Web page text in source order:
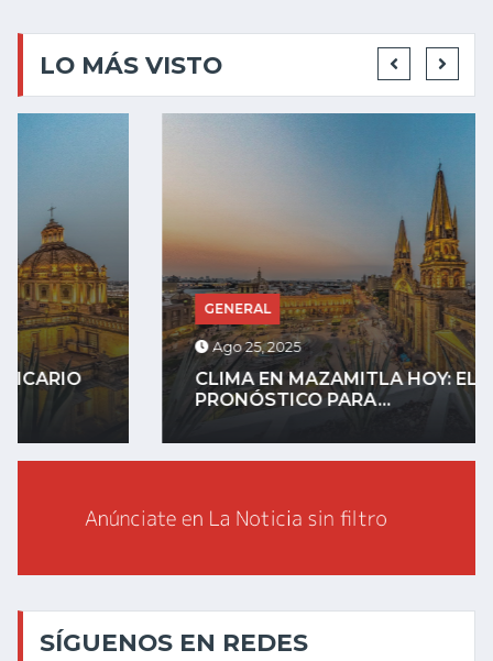
LO MÁS VISTO
GENERAL
Ago 25, 2025
CLIMA EN MAZAMITLA HOY: EL
PRONÓSTICO PARA...
SÍGUENOS EN REDES